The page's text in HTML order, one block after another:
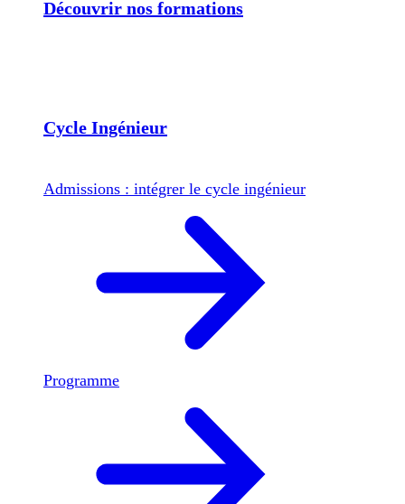
Découvrir nos formations
Cycle Ingénieur
Admissions : intégrer le cycle ingénieur
Programme